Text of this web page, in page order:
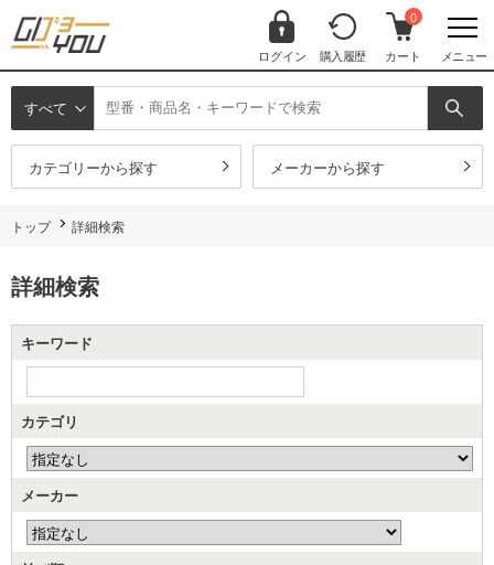
ログイン 購入履歴
0
カート メニュー
すべて
カテゴリーから探す メーカーから探す
トップ 詳細検索
詳細検索
キーワード
カテゴリ
メーカー